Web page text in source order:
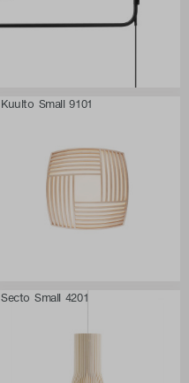
Kuulto Small 9101
Secto Small 4201